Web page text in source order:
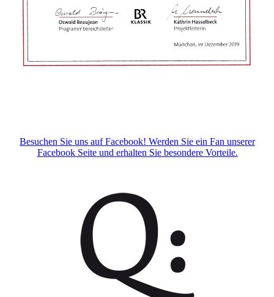
Besuchen Sie uns auf Facebook! Werden Sie ein Fan unserer
Facebook Seite und erhalten Sie besondere Vorteile.